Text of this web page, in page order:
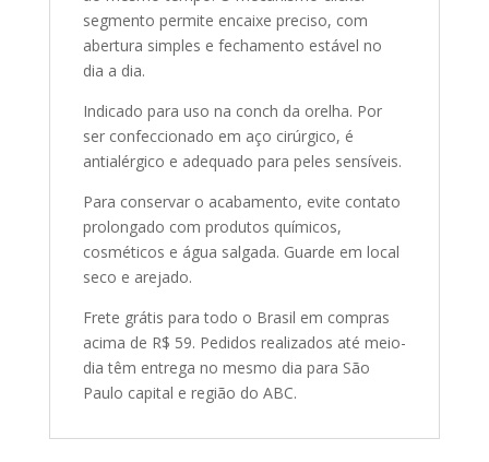
segmento permite encaixe preciso, com
abertura simples e fechamento estável no
dia a dia.
Indicado para uso na conch da orelha. Por
ser confeccionado em aço cirúrgico, é
antialérgico e adequado para peles sensíveis.
Para conservar o acabamento, evite contato
prolongado com produtos químicos,
cosméticos e água salgada. Guarde em local
seco e arejado.
Frete grátis para todo o Brasil em compras
acima de R$ 59. Pedidos realizados até meio-
dia têm entrega no mesmo dia para São
Paulo capital e região do ABC.